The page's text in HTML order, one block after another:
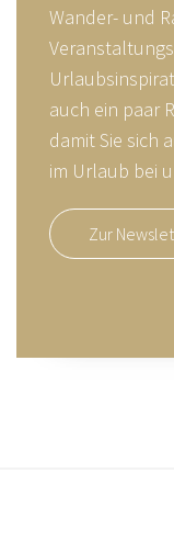
Wander- und
auch ein paar
damit Sie sich
im Urlaub bei
Zur